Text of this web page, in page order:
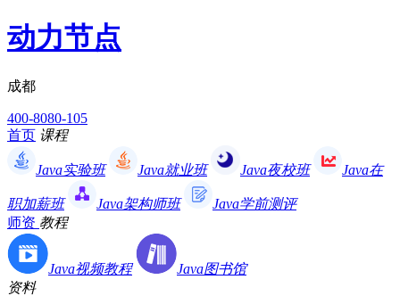
动力节点
成都
400-8080-105
首页 课程
Java实验班 Java就业班 Java夜校班 Java在
职加薪班 Java架构师班
Java学前测评
师资 教程
Java视频教程
Java图书馆
资料